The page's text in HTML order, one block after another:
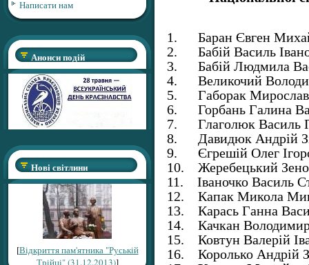
Написати нам
Анонси подій
Нові світлини
[Відкриття пам'ятника "Руській
Трійці" (31.12.2013)]
1. Баран Євген
2. Бабій Василь
3. Бабій Людмила
4. Великочий
5. Габорак
6. Горбань Галина
7. Глаголюк Василь
8. Давидюк Андрій
9. Єгрешій Олег
10. Жеребецький
11. Іваночко Василь
12. Капак Микола
13. Карась Ганна
14. Качкан Володимир
15. Ковтун Валерій
16. Королько Андрій